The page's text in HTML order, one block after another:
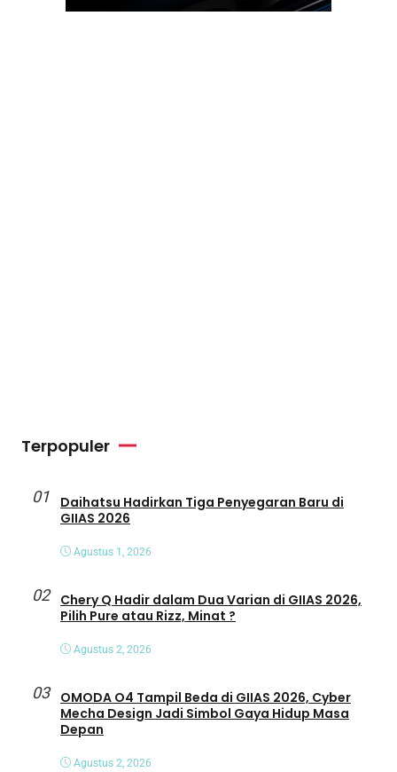
Terpopuler
01
Daihatsu Hadirkan Tiga Penyegaran Baru di
GIIAS 2026
Agustus 1, 2026
02
Chery Q Hadir dalam Dua Varian di GIIAS 2026,
Pilih Pure atau Rizz, Minat ?
Agustus 2, 2026
03
OMODA O4 Tampil Beda di GIIAS 2026, Cyber
Mecha Design Jadi Simbol Gaya Hidup Masa
Depan
Agustus 2, 2026